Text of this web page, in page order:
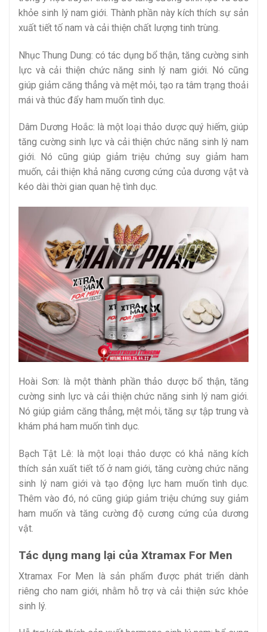
khỏe sinh lý nam giới. Thành phần này kích thích sự sản
xuất tiết tố nam và cải thiện chất lượng tinh trùng.
Nhục Thung Dung: có tác dụng bổ thận, tăng cường sinh
lực và cải thiện chức năng sinh lý nam giới. Nó cũng
giúp giảm căng thẳng và mệt mỏi, tạo ra tâm trạng thoải
mái và thúc đẩy ham muốn tình dục.
Dâm Dương Hoắc: là một loại thảo dược quý hiếm, giúp
tăng cường sinh lực và cải thiện chức năng sinh lý nam
giới. Nó cũng giúp giảm triệu chứng suy giảm ham
muốn, cải thiện khả năng cương cứng của dương vật và
kéo dài thời gian quan hệ tình dục.
Hoài Sơn: là một thành phần thảo dược bổ thận, tăng
cường sinh lực và cải thiện chức năng sinh lý nam giới.
Nó giúp giảm căng thẳng, mệt mỏi, tăng sự tập trung và
khám phá ham muốn tình dục.
Bạch Tật Lê: là một loại thảo dược có khả năng kích
thích sản xuất tiết tố ở nam giới, tăng cường chức năng
sinh lý nam giới và tạo động lực ham muốn tình dục.
Thêm vào đó, nó cũng giúp giảm triệu chứng suy giảm
ham muốn và tăng cường độ cương cứng của dương
vật.
Tác dụng mang lại của Xtramax For Men
Xtramax For Men là sản phẩm được phát triển dành
riêng cho nam giới, nhằm hỗ trợ và cải thiện sức khỏe
sinh lý.